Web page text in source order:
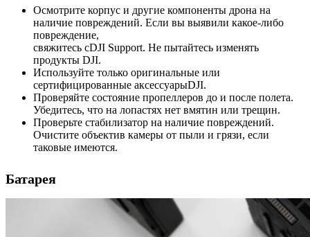
Осмотрите корпус и другие компоненты дрона на
наличие повреждений. Если вы выявили какое-либо
повреждение,
свяжитесь сDJI Support. Не пытайтесь изменять
продукты DJI.
Используйте только оригинальные или
сертифицированные аксессуарыDJI.
Проверяйте состояние пропеллеров до и после полета.
Убедитесь, что на лопастях нет вмятин или трещин.
Проверьте стабилизатор на наличие повреждений.
Очистите объектив камеры от пыли и грязи, если
таковые имеются.
Батарея